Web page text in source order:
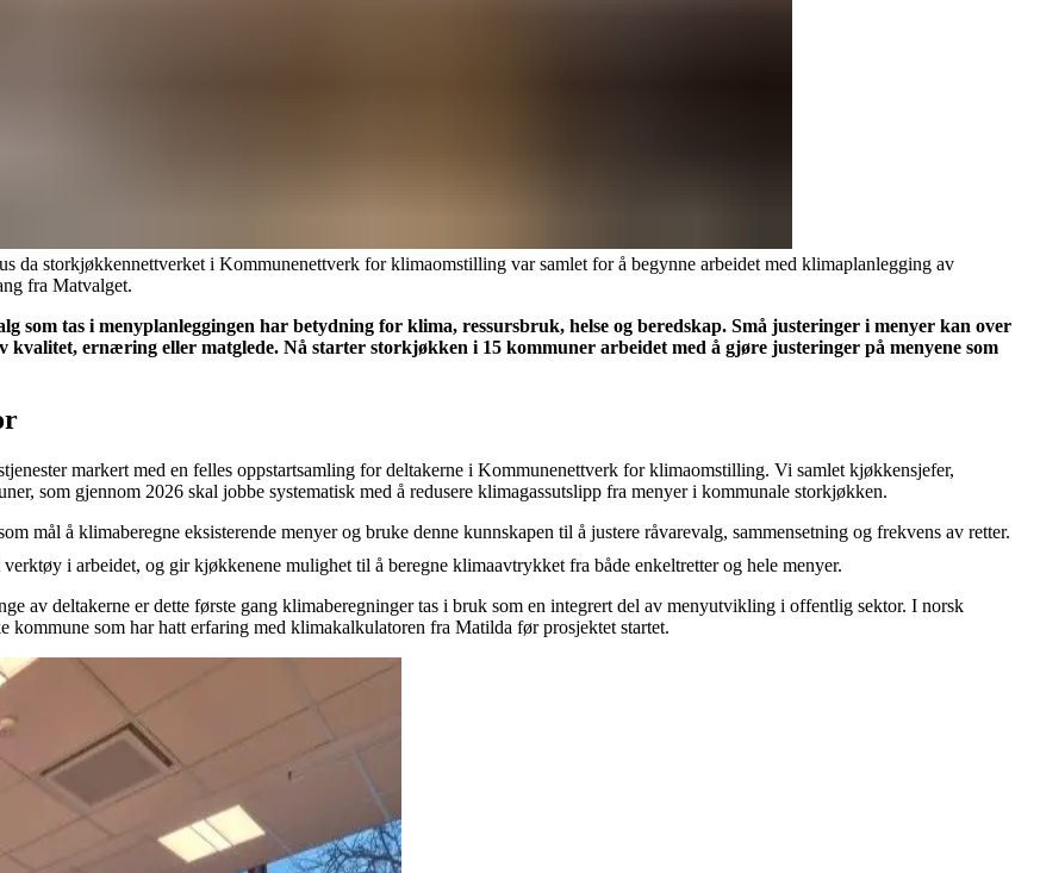
da storkjøkkennettverket i Kommunenettverk for klimaomstilling var samlet for å begynne arbeidet med klimaplanlegging av
fra Matvalget.
som tas i menyplanleggingen har betydning for klima, ressursbruk, helse og beredskap. Små justeringer i menyer kan over
kvalitet, ernæring eller matglede. Nå starter storkjøkken i 15 kommuner arbeidet med å gjøre justeringer på menyene som
markert med en felles oppstartsamling for deltakerne i Kommunenettverk for klimaomstilling. Vi samlet kjøkkensjefer,
som gjennom 2026 skal jobbe systematisk med å redusere klimagassutslipp fra menyer i kommunale storkjøkken.
mål å klimaberegne eksisterende menyer og bruke denne kunnskapen til å justere råvarevalg, sammensetning og frekvens av retter.
verktøy i arbeidet, og gir kjøkkenene mulighet til å beregne klimaavtrykket fra både enkeltretter og hele menyer.
av deltakerne er dette første gang klimaberegninger tas i bruk som en integrert del av menyutvikling i offentlig sektor. I norsk
som har hatt erfaring med klimakalkulatoren fra Matilda før prosjektet startet.